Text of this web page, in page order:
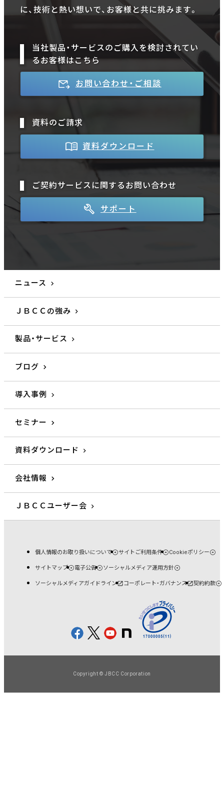
に、技術と熱い想いで、お客様と共に挑みます。
当社製品・サービスのご購入を検討されてい
るお客様はこちら
お問い合わせ・ご相談
資料のご請求
資料ダウンロード
ご契約サービスに関するお問い合わせ
サポート
ニュース
ＪＢＣＣの強み
製品・サービス
ブログ
導入事例
セミナー
資料ダウンロード
会社情報
ＪＢＣＣユーザー会
個人情報のお取り扱いについて サイトご利用条件 Cookieポリシー
サイトマップ 電子公告 ソーシャルメディア運用方針
ソーシャルメディアガイドライン コーポレート・ガバナンス 契約約款
Copyright © JBCC Corporation